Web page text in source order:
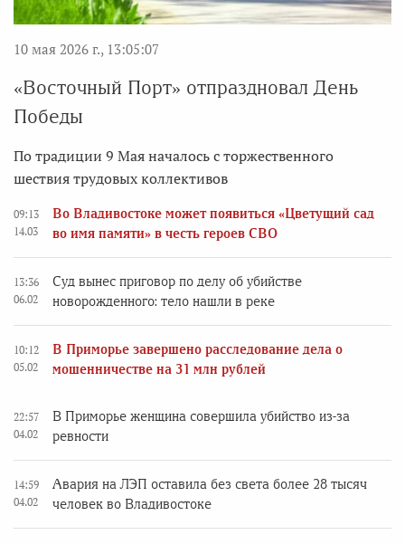
10 мая 2026 г., 13:05:07
«Восточный Порт» отпраздновал День
Победы
По традиции 9 Мая началось с торжественного
шествия трудовых коллективов
09:13
14.03
Во Владивостоке может появиться «Цветущий сад
во имя памяти» в честь героев СВО
13:36
06.02
Суд вынес приговор по делу об убийстве
новорожденного: тело нашли в реке
10:12
05.02
В Приморье завершено расследование дела о
мошенничестве на 31 млн рублей
22:57
04.02
В Приморье женщина совершила убийство из-за
ревности
14:59
04.02
Авария на ЛЭП оставила без света более 28 тысяч
человек во Владивостоке